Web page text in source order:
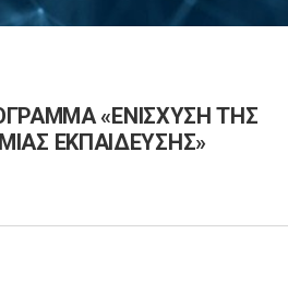
«ΕΝΙΣΧΥΣΗ ΤΗΣ
ΕΚΠΑΙΔΕΥΣΗΣ»